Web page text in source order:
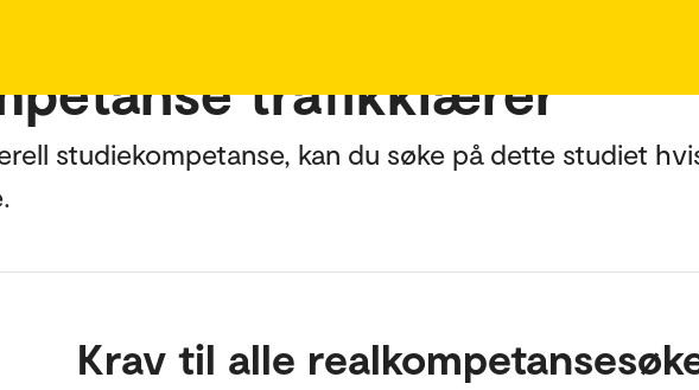
trafikklærer
studiekompetanse, kan du søke på dette studiet
Krav til alle